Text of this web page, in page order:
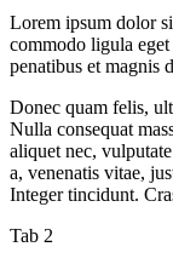
Lorem ipsum dolor
commodo ligula
penatibus et magnis
Donec quam felis,
Nulla consequat
aliquet nec,
a, venenatis vitae,
Integer tincidunt.
Tab 2